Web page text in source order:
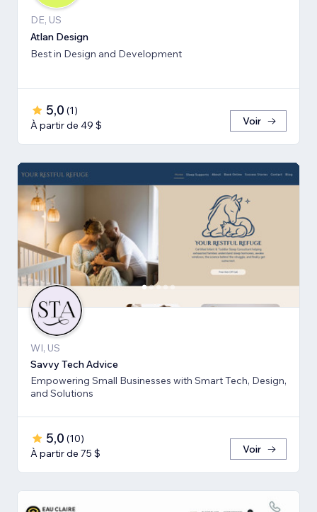
DE, US
Atlan Design
Best in Design and Development
5,0 (1)
À partir de 49 $
Voir
WI, US
Savvy Tech Advice
Empowering Small Businesses with Smart Tech, Design,
and Solutions
5,0 (10)
À partir de 75 $
Voir